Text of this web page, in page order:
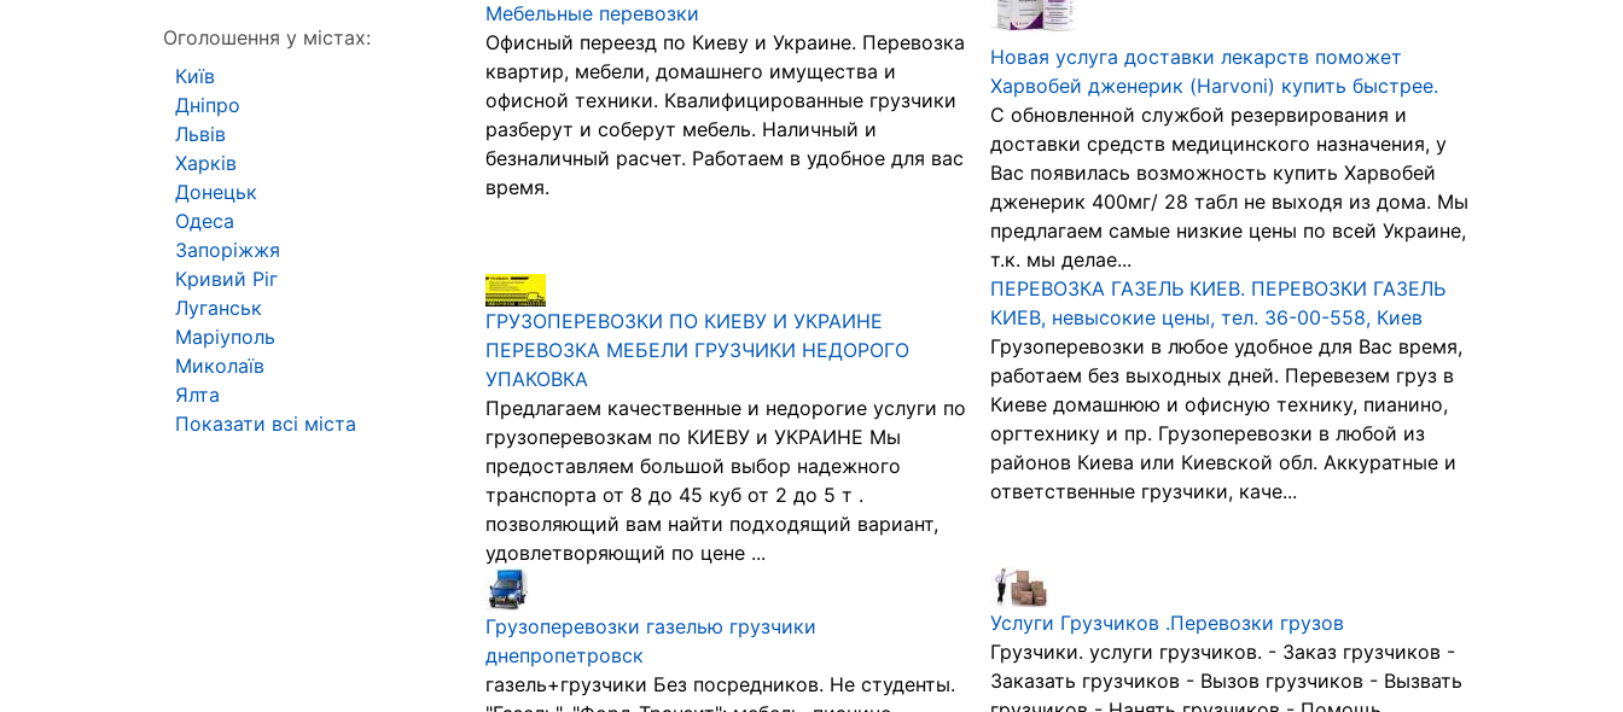
Мебельные перевозки
Офисный переезд по Киеву и Украине. Перевозка
квартир, мебели, домашнего имущества и
офисной техники. Квалифицированные грузчики
разберут и соберут мебель. Наличный и
безналичный расчет. Работаем в удобное для вас
время.
Новая услуга доставки лекарств поможет
Харвобей дженерик (Harvoni) купить быстрее.
С обновленной службой резервирования и
доставки средств медицинского назначения, у
Вас появилась возможность купить Харвобей
дженерик 400мг/ 28 табл не выходя из дома. Мы
предлагаем самые низкие цены по всей Украине,
т.к. мы делае...
ГРУЗОПЕРЕВОЗКИ ПО КИЕВУ И УКРАИНЕ
ПЕРЕВОЗКА МЕБЕЛИ ГРУЗЧИКИ НЕДОРОГО
УПАКОВКА
Предлагаем качественные и недорогие услуги по
грузоперевозкам по КИЕВУ и УКРАИНЕ Мы
предоставляем большой выбор надежного
транспорта от 8 до 45 куб от 2 до 5 т .
позволяющий вам найти подходящий вариант,
удовлетворяющий по цене ...
ПЕРЕВОЗКА ГАЗЕЛЬ КИЕВ. ПЕРЕВОЗКИ ГАЗЕЛЬ
КИЕВ, невысокие цены, тел. 36-00-558, Киев
Грузоперевозки в любое удобное для Вас время,
работаем без выходных дней. Перевезем груз в
Киеве домашнюю и офисную технику, пианино,
оргтехнику и пр. Грузоперевозки в любой из
районов Киева или Киевской обл. Аккуратные и
ответственные грузчики, каче...
Грузоперевозки газелью грузчики
днепропетровск
газель+грузчики Без посредников. Не студенты.
Услуги Грузчиков .Перевозки грузов
Грузчики. услуги грузчиков. - Заказ грузчиков -
Заказать грузчиков - Вызов грузчиков - Вызвать
Оголошення у містах:
Київ
Дніпро
Львів
Харків
Донецьк
Одеса
Запоріжжя
Кривий Ріг
Луганськ
Маріуполь
Миколаїв
Ялта
Показати всі міста